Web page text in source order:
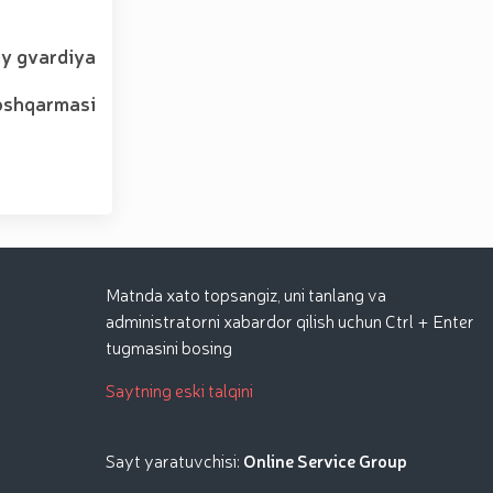
gvardiya
Matnda xato topsangiz, uni tanlang va
administratorni xabardor qilish uchun Ctrl + Enter
tugmasini bosing
Saytning eski talqini
Sayt yaratuvchisi: Online Service Group